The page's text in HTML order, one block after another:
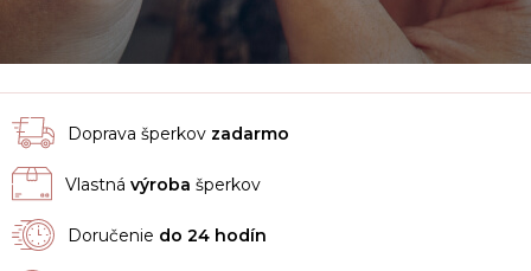
Doprava šperkov zadarmo
Vlastná výroba šperkov
Doručenie do 24 hodín